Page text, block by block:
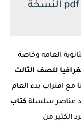
للصف الثالث الثانوي 2024 pdf النسخة
العامه وخاصة
للصف الثالث
مع اقتراب بدء العام
كتاب
الكثير من